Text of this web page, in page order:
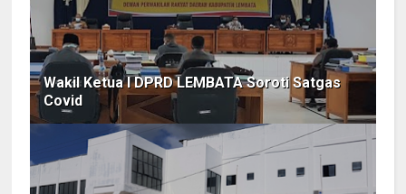
Wakil Ketua I DPRD LEMBATA Soroti Satgas
Covid